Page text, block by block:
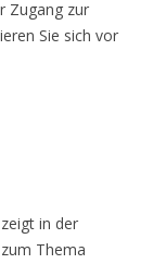
Zugang zur
Sie sich vor
in der
Thema